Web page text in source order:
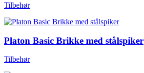
Tilbehør
Platon Basic Brikke med stålspiker
Tilbehør